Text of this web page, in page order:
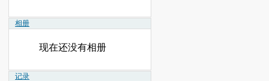
相册
现在还没有相册
记录